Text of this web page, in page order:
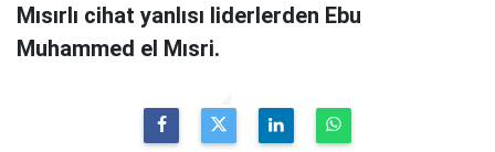
Mısırlı cihat yanlısı liderlerden Ebu
Muhammed el Mısri.